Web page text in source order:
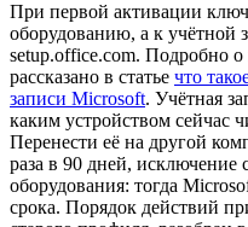
При первой активации
оборудованию, а к учётной
setup.office.com. Подробно о
рассказано в статье что
записи Microsoft. Учётная
каким устройством сейчас
Перенести её на другой
раза в 90 дней, исключение
оборудования: тогда
срока. Порядок действий